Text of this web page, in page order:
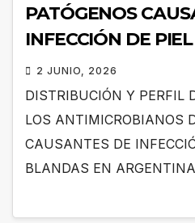
PATÓGENOS
INFECCIÓN DE
BLANDAS EN
WHONET 2024
2 JUNIO, 2026
DISTRIBUCIÓN Y PERFIL
LOS ANTIMICROBIANOS
CAUSANTES DE
BLANDAS EN